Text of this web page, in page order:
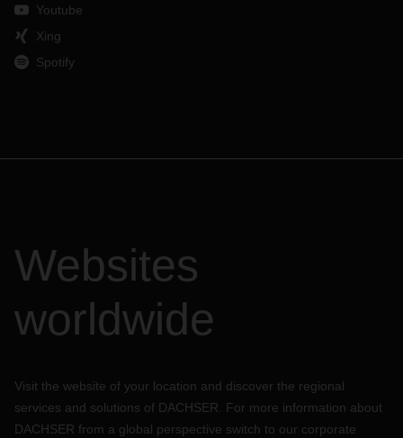
Youtube
Xing
Spotify
Websites
worldwide
Visit the website of your location and discover the regional
services and solutions of DACHSER. For more information about
DACHSER from a global perspective switch to our corporate